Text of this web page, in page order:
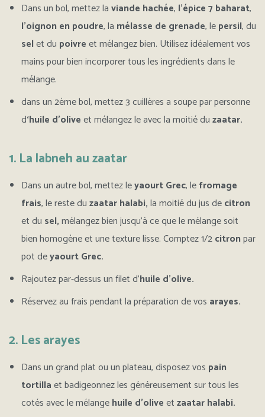
Dans un bol, mettez laviande hachée, l’épice 7 baharat,
l’oignon en poudre, la mélasse de grenade, lepersil, du
selet du poivreet mélangez bien. Utilisez idéalement vos
mains pour bien incorporer tous les ingrédients dans le
mélange.
dans un 2ème bol, mettez 3 cuillères a soupe par personne
d‘huile d’oliveet mélangez le avec la moitié duzaatar.
1. La labneh au zaatar
Dans un autre bol, mettez leyaourt Grec, lefromage
frais, le reste duzaatar halabi,la moitié du jus decitron
et du sel,mélangez bien jusqu’à ce que le mélange soit
bien homogène et une texture lisse. Comptez 1/2citronpar
pot deyaourt Grec.
Rajoutez par-dessus un filet d’huile d’olive.
Réservez au frais pendant la préparation de vos arayes.
2. Les arayes
Dans un grand plat ou un plateau, disposez vos pain
tortillaet badigeonnez les généreusement sur tous les
cotés avec le mélangehuile d’oliveetzaatar halabi.